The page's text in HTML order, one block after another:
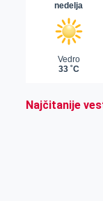
Najčitanije